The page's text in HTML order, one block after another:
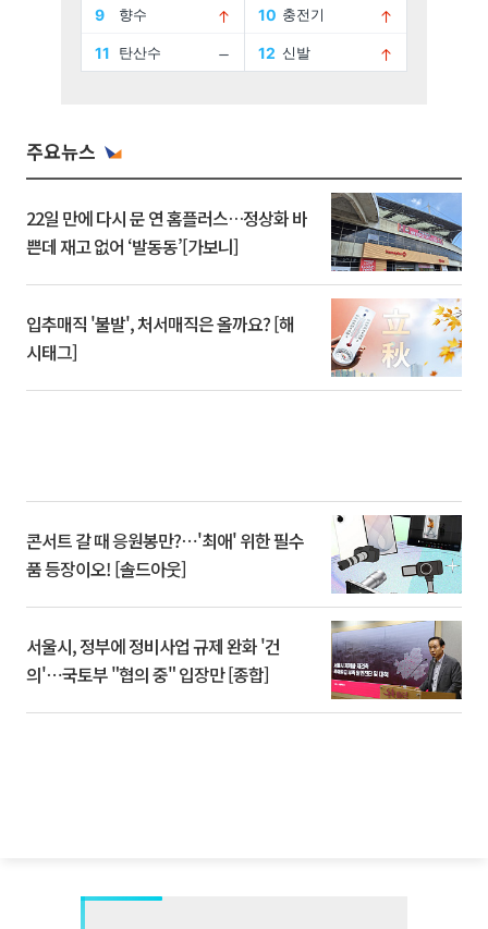
주요뉴스
22일 만에 다시 문 연 홈플러스…정상화 바
쁜데 재고 없어 ‘발동동’[가보니]
입추매직 '불발', 처서매직은 올까요? [해
시태그]
콘서트 갈 때 응원봉만?⋯'최애' 위한 필수
품 등장이오! [솔드아웃]
서울시, 정부에 정비사업 규제 완화 '건
의'⋯국토부 "협의 중" 입장만 [종합]